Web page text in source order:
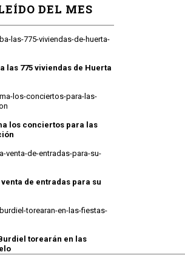
ROSALÍA DE CASTRO
MIRA TEATRO LLEGA A POZUELO
DEL MES
las 775 viviendas de Huerta
los conciertos para las
de entradas para su
torearán en las